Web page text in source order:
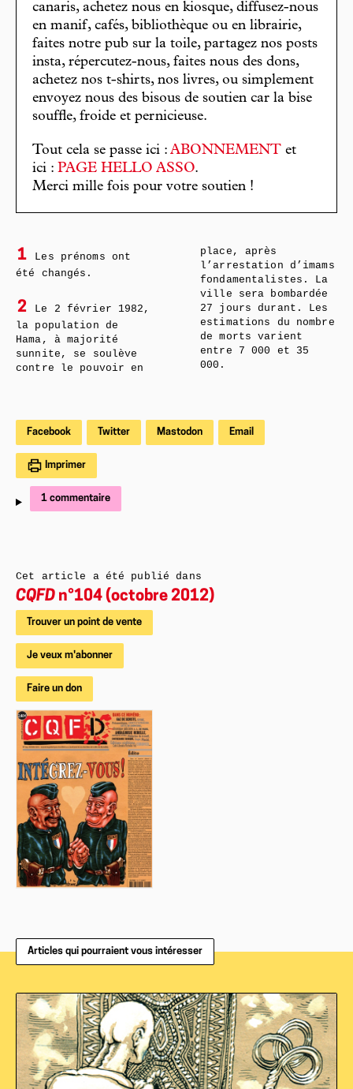
canaris, achetez nous en kiosque, diffusez-nous
en manif, cafés, bibliothèque ou en librairie,
faites notre pub sur la toile, partagez nos posts
insta, répercutez-nous, faites nous des dons,
achetez nos t-shirts, nos livres, ou simplement
envoyez nous des bisous de soutien car la bise
souffle, froide et pernicieuse.
Tout cela se passe ici : ABONNEMENT et
ici : PAGE HELLO ASSO.
Merci mille fois pour votre soutien !
1
Les prénoms ont
été changés.
2
Le 2 février 1982,
la population de
Hama, à majorité
sunnite, se soulève
contre le pouvoir en
place, après
l’arrestation d’imams
fondamentalistes. La
ville sera bombardée
27 jours durant. Les
estimations du nombre
de morts varient
entre 7 000 et 35
000.
Facebook Twitter Mastodon Email
Imprimer
1 commentaire
Cet article a été publié dans
CQFD n°104 (octobre 2012)
Trouver un point de vente
Je veux m'abonner
Faire un don
Articles qui pourraient vous intéresser